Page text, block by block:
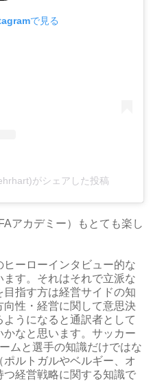
で見る
がシェアした投稿
アカデミー）もとても楽し
ーローインタビュー的な
す。それはそれで立派な
指す方は経営サイドの知
性・経営に関して意思決
うになると通訳者として
なと思います。サッカー
ムと選手の知識だけではな
ルトガルやベルギー、オ
経営戦略に関する知識で